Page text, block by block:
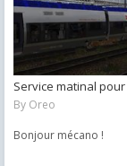
Service matinal
By Oreo
Bonjour mécano !